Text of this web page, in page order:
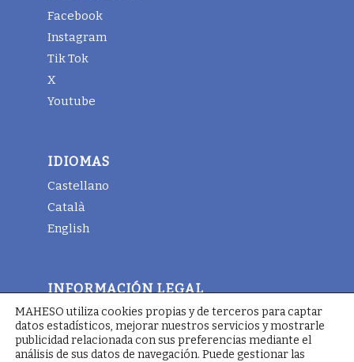
Facebook
Instagram
Tik Tok
X
Youtube
IDIOMAS
Castellano
Català
English
INFORMACIÓN LEGAL
Aviso legal
Términos y condiciones generales
Política de cookies
MAHESO utiliza cookies propias y de terceros para captar
datos estadísticos, mejorar nuestros servicios y mostrarle
publicidad relacionada con sus preferencias mediante el
análisis de sus datos de navegación. Puede gestionar las